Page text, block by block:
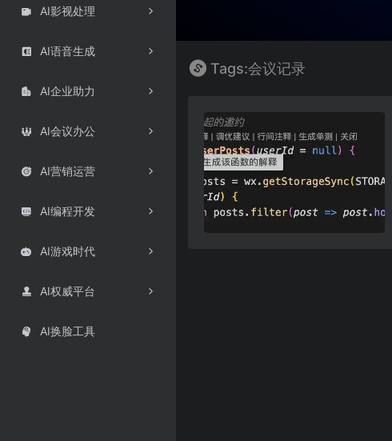
 AI影视处理
 AI语音生成
 AI企业助力
 AI会议办公
 AI营销运营
 AI编程开发
 AI游戏时代
 AI权威平台
 AI换脸工具
Tags:会议记录